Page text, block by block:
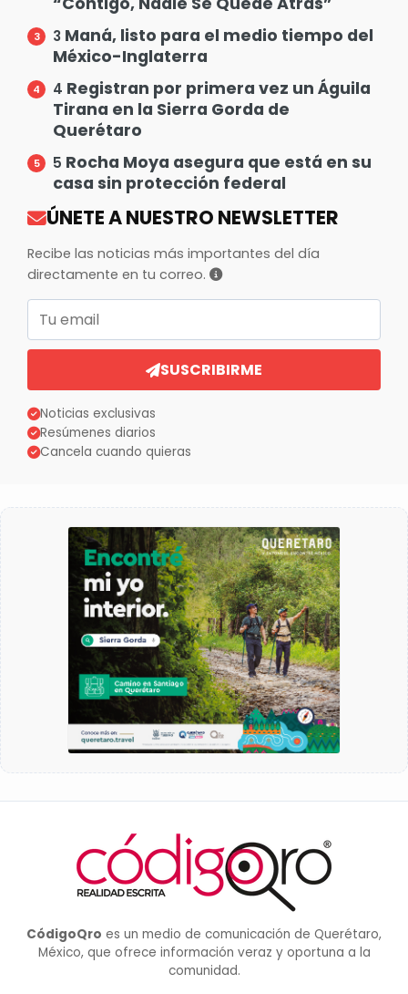
3 Maná, listo para el medio tiempo del
México-Inglaterra
4 Registran por primera vez un Águila
Tirana en la Sierra Gorda de
Querétaro
5 Rocha Moya asegura que está en su
casa sin protección federal
ÚNETE A NUESTRO NEWSLETTER
Recibe las noticias más importantes del día
directamente en tu correo.
Correo electrónico
SUSCRIBIRME
Noticias exclusivas
Resúmenes diarios
Cancela cuando quieras
CódigoQro es un medio de comunicación de Querétaro,
México, que ofrece información veraz y oportuna a la
comunidad.